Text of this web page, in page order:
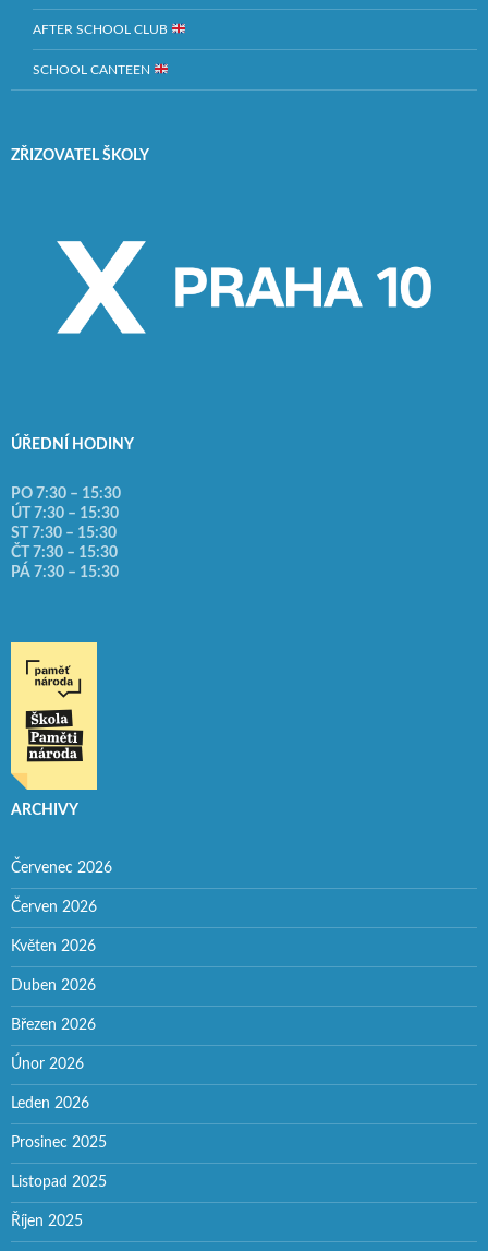
AFTER SCHOOL CLUB
SCHOOL CANTEEN
ZŘIZOVATEL ŠKOLY
ÚŘEDNÍ HODINY
PO 7:30 – 15:30
ÚT 7:30 – 15:30
ST 7:30 – 15:30
ČT 7:30 – 15:30
PÁ 7:30 – 15:30
ARCHIVY
Červenec 2026
Červen 2026
Květen 2026
Duben 2026
Březen 2026
Únor 2026
Leden 2026
Prosinec 2025
Listopad 2025
Říjen 2025